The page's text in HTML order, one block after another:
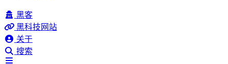
黑客
黑科技网站
关于
搜索